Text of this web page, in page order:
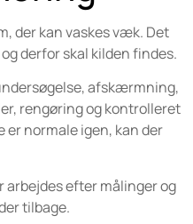
der kan vaskes væk. Det
derfor skal kilden findes.
afskærmning,
rengøring og kontrolleret
normale igen, kan der
arbejdes efter målinger og
tilbage.